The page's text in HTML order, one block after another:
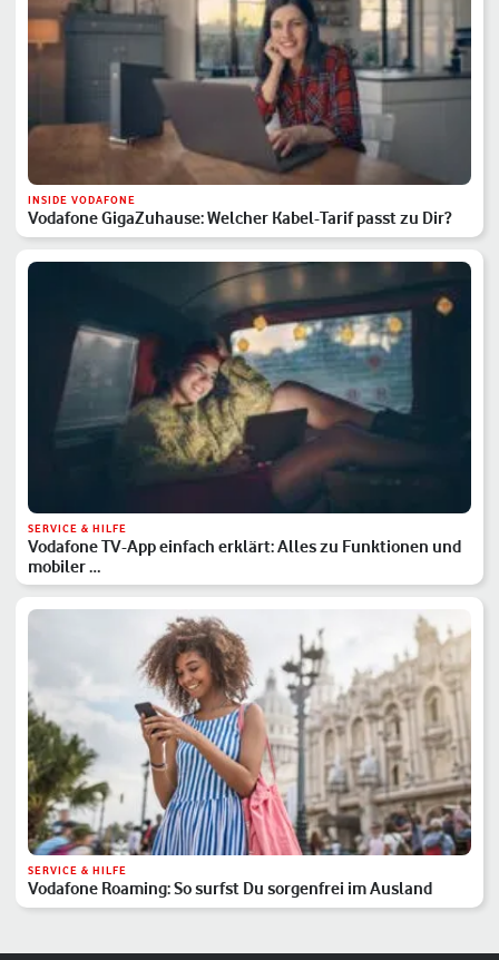
INSIDE VODAFONE
Vodafone GigaZuhause: Welcher Kabel-Tarif passt zu Dir?
SERVICE & HILFE
Vodafone TV-App einfach erklärt: Alles zu Funktionen und
mobiler …
SERVICE & HILFE
Vodafone Roaming: So surfst Du sorgenfrei im Ausland